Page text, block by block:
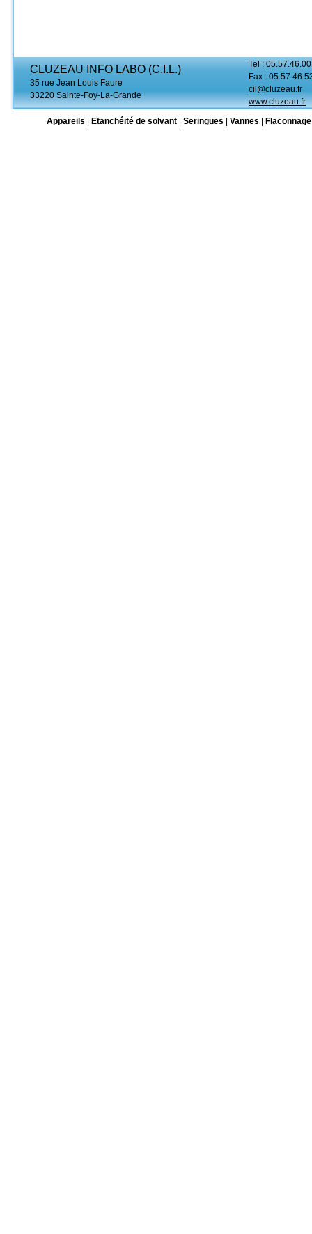
CLUZEAU INFO LABO (C.I.L.)
35 rue Jean Louis Faure
33220 Sainte-Foy-La-Grande
Tel :
Fax :
cil@cluzeau.fr
www.cluzeau.fr
Appareils
Etanchéité de solvant Seringues Vannes Flaconnage